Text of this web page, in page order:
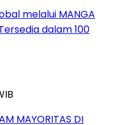
melalui MANGA
dalam 100
MAYORITAS DI